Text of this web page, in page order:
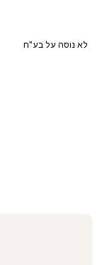
לא נוסה על בע"ח